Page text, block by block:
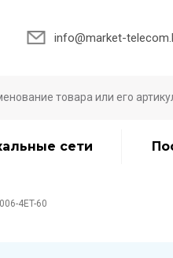
info@market-
сети
4ET-60